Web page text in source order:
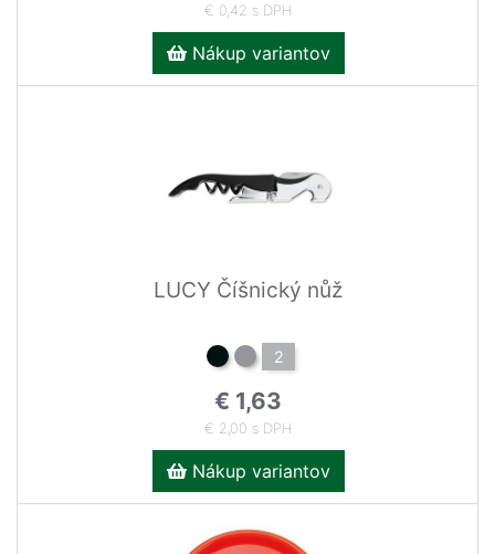
€ 0,42 s DPH
Nákup variantov
LUCY Číšnický nůž
2
€ 1,63
€ 2,00 s DPH
Nákup variantov